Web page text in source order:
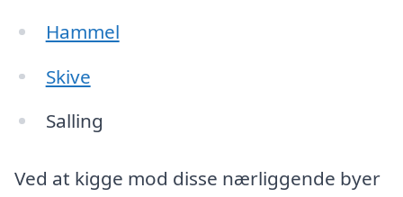
Hammel
Skive
Salling
Ved at kigge mod disse nærliggende byer